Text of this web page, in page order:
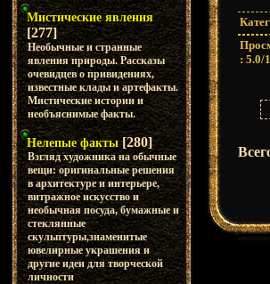
Мистические явления
[277]
Необычные и странные
явления природы. Рассказы
очевидцев о привидениях,
известные клады и артефакты.
Мистические истории и
необъяснимые факты.
Нелепые факты [280]
Взгляд художника на обычные
вещи: оригинальные решения
в архитектуре и интерьере,
витражное искусство и
необычная посуда, бумажные и
стеклянные
скульптуры,знаменитые
ювелирные украшения и
другие идеи для творческой
личности
: 5.0/1